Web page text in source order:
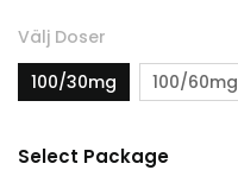
Välj Doser
100/30mg
100/60mg
Select Package